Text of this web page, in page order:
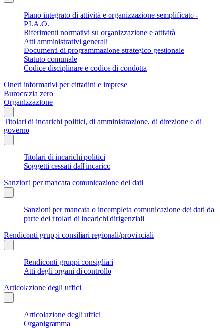
Piano integrato di attività e organizzazione semplificato -
P.I.A.O.
Riferimenti normativi su organizzazione e attività
Atti amministrativi generali
Documenti di programmazione strategico gestionale
Statuto comunale
Codice disciplinare e codice di condotta
Oneri informativi per cittadini e imprese
Burocrazia zero
Organizzazione
Titolari di incarichi politici, di amministrazione, di direzione o di
governo
Titolari di incarichi politici
Soggetti cessati dall'incarico
Sanzioni per mancata comunicazione dei dati
Sanzioni per mancata o incompleta comunicazione dei dati da
parte dei titolari di incarichi dirigenziali
Rendiconti gruppi consiliari regionali/provinciali
Rendiconti gruppi consigliari
Atti degli organi di controllo
Articolazione degli uffici
Articolazione degli uffici
Organigramma